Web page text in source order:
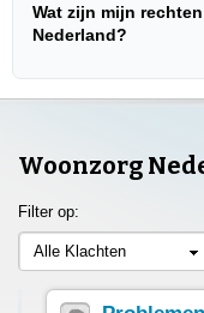
Wat zijn mijn
Nederland?
Woonzorg
Filter op:
Alle Klachten